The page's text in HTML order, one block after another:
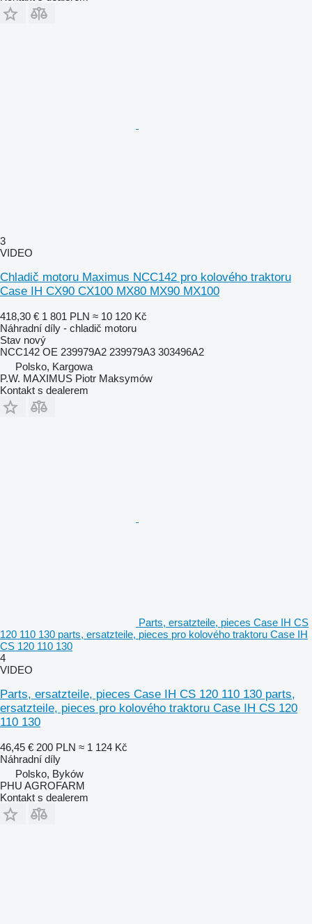
3
VIDEO
Chladič motoru Maximus NCC142 pro kolového traktoru
Case IH CX90 CX100 MX80 MX90 MX100
418,30 € 1 801 PLN ≈ 10 120 Kč
Náhradní díly - chladič motoru
Stav nový
NCC142 OE 239979A2 239979A3 303496A2
Polsko, Kargowa
P.W. MAXIMUS Piotr Maksymów
Kontakt s dealerem
Parts, ersatzteile, pieces Case IH CS
120 110 130 parts, ersatzteile, pieces pro kolového traktoru Case IH
CS 120 110 130
4
VIDEO
Parts, ersatzteile, pieces Case IH CS 120 110 130 parts,
ersatzteile, pieces pro kolového traktoru Case IH CS 120
110 130
46,45 € 200 PLN ≈ 1 124 Kč
Náhradní díly
Polsko, Byków
PHU AGROFARM
Kontakt s dealerem